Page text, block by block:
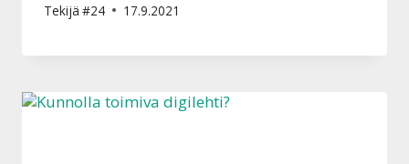
Tekijä #24 17.9.2021